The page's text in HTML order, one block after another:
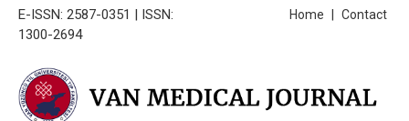
E-ISSN: 2587-0351 | ISSN:
1300-2694
Contact
Home